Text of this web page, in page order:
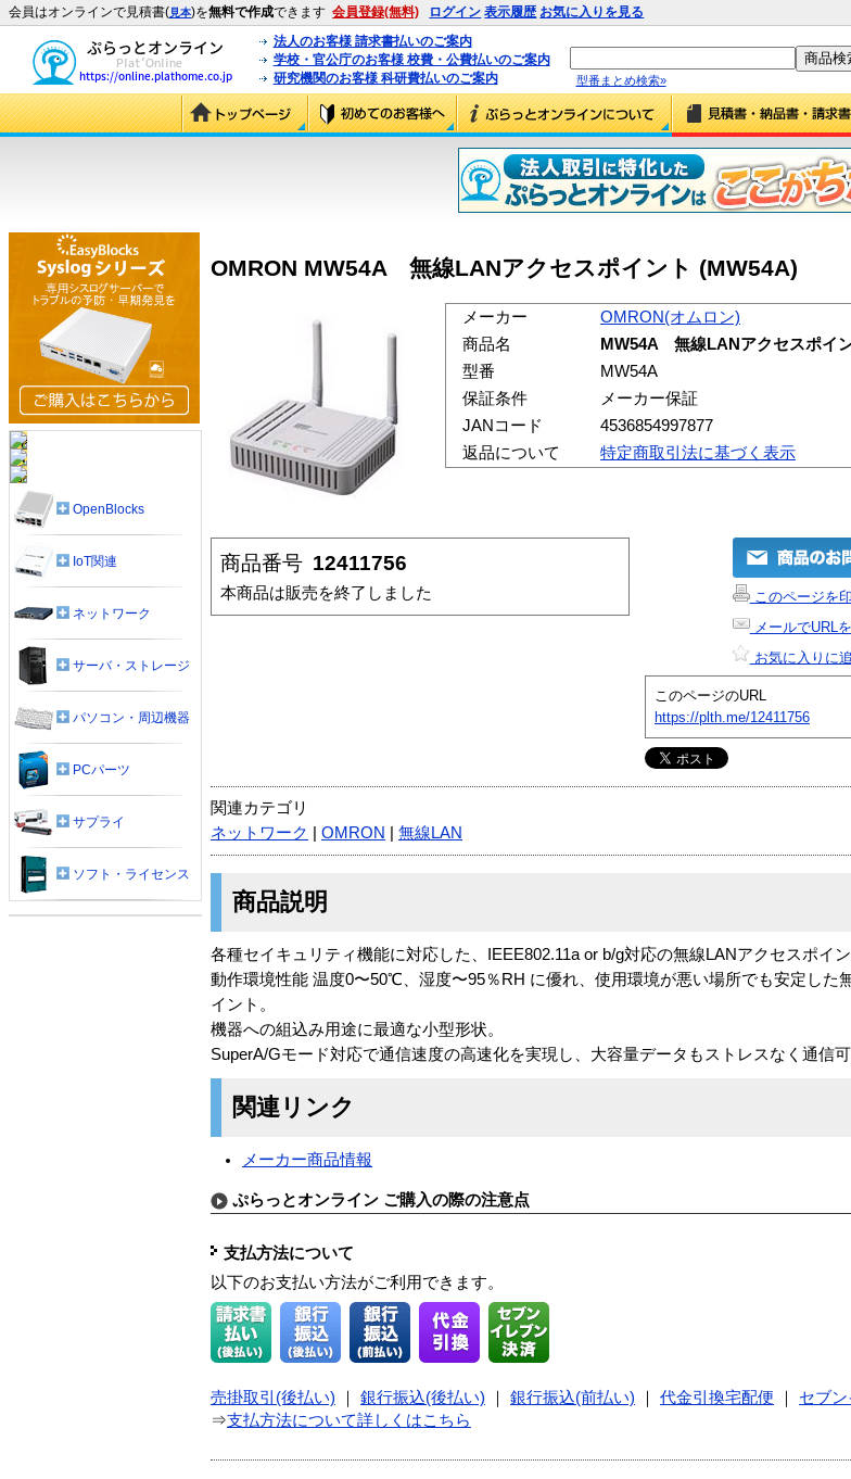
会員はオンラインで見積書(見本)を無料で作成できます 会員登録(無料) ログイン 表示履歴 お気に入りを見る
法人のお客様 請求書払いのご案内
学校・官公庁のお客様 校費・公費払いのご案内
研究機関のお客様 科研費払いのご案内
型番まとめ検索»
OMRON MW54A 無線LANアクセスポイント (MW54A)
メーカー
OMRON(オムロン)
商品名
MW54A 無線LANアクセスポイ
型番
MW54A
保証条件
メーカー保証
JANコード
4536854997877
返品について
特定商取引法に基づく表示
商品番号 12411756
本商品は販売を終了しました
このページを
メールでURL
お気に入りに
このページのURL
https://plth.me/12411756
関連カテゴリ
ネットワーク
OMRON 無線LAN
商品説明
各種セイキュリティ機能に対応した、IEEE802.11a or b/g対応の無線LANアクセスポイン
動作環境性能 温度0〜50℃、湿度〜95％RH に優れ、使用環境が悪い場所でも安定した
イント。
機器への組込み用途に最適な小型形状。
SuperA/Gモード対応で通信速度の高速化を実現し、大容量データもストレスなく通信可
関連リンク
メーカー商品情報
ぷらっとオンライン ご購入の際の注意点
支払方法について
以下のお支払い方法がご利用できます。
売掛取引(後払い) 銀行振込(後払い) 銀行振込(前払い) 代金引換宅配便
セブ
⇒支払方法について詳しくはこちら
OpenBlocks
IoT関連
ネットワーク
サーバ・ストレージ
パソコン・周辺機器
PCパーツ
サプライ
ソフト・ライセンス